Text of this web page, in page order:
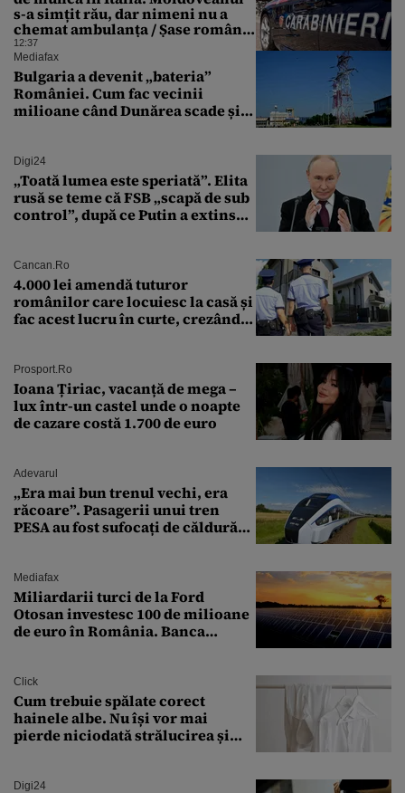
s-a simțit rău, dar nimeni nu a
chemat ambulanța / Șase români,
anchetați
12:37
Mediafax
Bulgaria a devenit „bateria”
României. Cum fac vecinii
milioane când Dunărea scade și
Digi24
„Toată lumea este speriată”. Elita
rusă se teme că FSB „scapă de sub
control”, după ce Putin a extins
Cancan.ro
4.000 lei amendă tuturor
românilor care locuiesc la casă și
fac acest lucru în curte, crezând
Prosport.ro
Ioana Țiriac, vacanță de mega –
lux într-un castel unde o noapte
de cazare costă 1.700 de euro
Adevarul
„Era mai bun trenul vechi, era
răcoare”. Pasagerii unui tren
PESA au fost sufocați de căldură
Mediafax
Miliardarii turci de la Ford
Otosan investesc 100 de milioane
de euro în România. Banca
Click
Cum trebuie spălate corect
hainele albe. Nu își vor mai
pierde niciodată strălucirea și
Digi24